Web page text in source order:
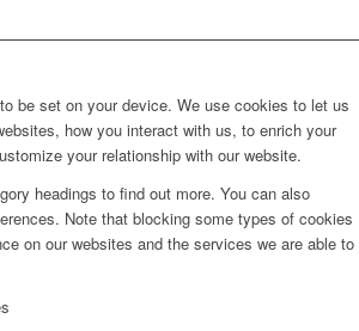
be set on your device. We use cookies to let us
how you interact with us, to enrich your
your relationship with our website.
headings to find out more. You can also
Note that blocking some types of cookies
on our websites and the services we are able to